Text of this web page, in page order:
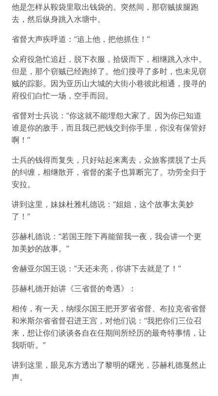
他是怎样从鞍袋里取出钱袋的。突然间，那窃贼拔腿跑
去，然后纵身跳入水塘中。
省督大声疾呼道：“追上他，把他抓住！”
众府役急忙追赶，脱下衣服，拾级而下，相继跳入水中。
但是，那个窃贼已经跑掉了。他们搜寻了多时，也未见窃
贼的踪影。因为亚历山大城的大街小巷彼此相通，搜寻的
府役们白忙一场，空手而回。
省督对士兵说：“你这就不能埋怨大家了。因为你已知道
谁是你的敌手，而且我已把钱交到你手里，你没有保管好
啊！”
士兵的钱得而复失，只好站起来离去，众旅客摆脱了士兵
的纠缠，相继散开，省督的案子也算断完了。功劳全归于
安拉。
讲到这里，妹妹杜雅札德说：“姐姐，这个故事太美妙
了！”
莎赫札德说：“若国王陛下再能留我一夜，我会讲一个更
加美妙的故事。”
舍赫亚尔国王说：“天还未亮，你讲下去就是了！”
莎赫札德开始讲《三省督的奇遇》：
相传，有一天，纳绥尔国王把开罗省省督、布拉克省省督
和米斯尔省省督召进王宫，对他们说：“我把你们三位召
来，想让你们谈谈各自在任期间所经历的最奇特事情，让
我听听。”
讲到这里，眼见东方透出了黎明的曙光，莎赫札德戛然止
声。